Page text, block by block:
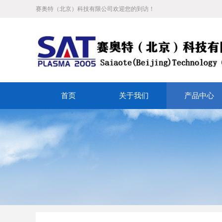
赛奥特（北京）科技有限公司欢迎您的到访！
首页 关于我们 产品中心